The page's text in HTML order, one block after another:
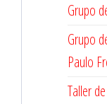
Grupo
Grupo
Paulo
Taller